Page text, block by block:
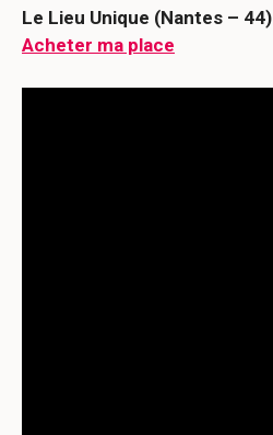
Le Lieu Unique (Nantes – 44)
Acheter ma place